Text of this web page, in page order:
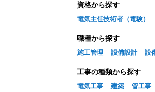
資格から探す
電気主任技術者（電験）
職種から探す
施工管理 設備設計 設
工事の種類から探す
電気工事 建築 管工事